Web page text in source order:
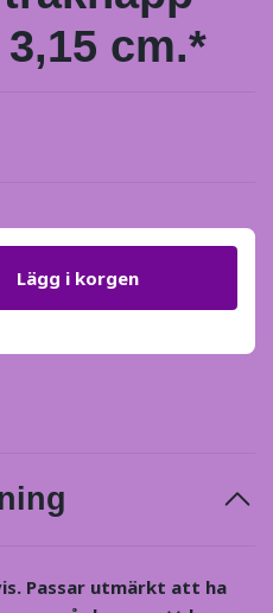
cm.*
Lägg i korgen
Passar utmärkt att ha